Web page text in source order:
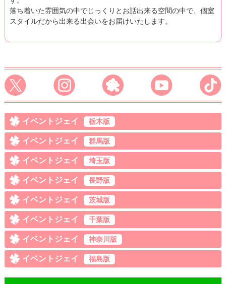
落ち着いた雰囲気の中でじっくりとお話出来る空間の中で、個室
スタイルだから出来る出会いをお届けいたします。
イベントジェイ 栃木版
イベントジェイ 群馬版
イベントジェイ 埼玉版
イベントジェイ 長野版
イベントジェイ 茨城版
イベントジェイ 千葉版
イベントジェイ 神奈川版
イベントジェイ 福島版